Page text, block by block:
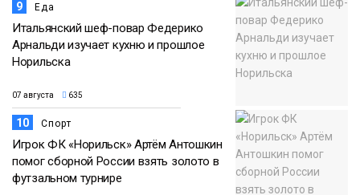
9 Еда
Итальянский шеф-повар Федерико
Арнальди изучает кухню и прошлое
Норильска
07 августа 635
10 Спорт
Игрок ФК «Норильск» Артём Антошкин
помог сборной России взять золото в
футзальном турнире